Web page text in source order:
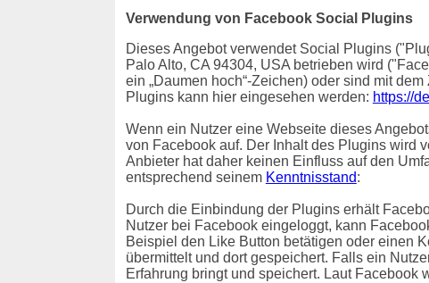
Verwendung von Facebook Social Plugins
Dieses Angebot verwendet Social Plugins
Palo Alto, CA 94304, USA betrieben wird
ein „Daumen hoch“-Zeichen) oder sind mit
Plugins kann hier eingesehen werden: https://
Wenn ein Nutzer eine Webseite dieses
von Facebook auf. Der Inhalt des Plugins wird
Anbieter hat daher keinen Einfluss auf den
entsprechend seinem Kenntnisstand:
Durch die Einbindung der Plugins erhält
Nutzer bei Facebook eingeloggt, kann
Beispiel den Like Button betätigen oder einen
übermittelt und dort gespeichert. Falls ein
Erfahrung bringt und speichert. Laut